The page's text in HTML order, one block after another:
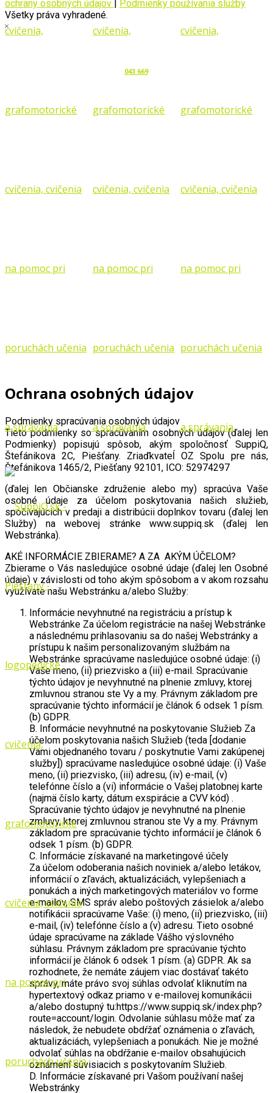
043 669
ochrany osobných údajov
Podmienky používania služby
Všetky práva vyhradené.
Ochrana osobných údajov
Podmienky spracúvania osobných údajov
Tieto podmienky so spracúvaním osobných údajov (ďalej len
Podmienky) popisujú spôsob, akým spoločnosť SuppiQ,
Štefánikova 2C, Piešťany. Zriaďkvateĺ OZ Spolu pre nás,
Štefánikova 1465/2, Piešťany 92101, ICO: 52974297
(ďalej len Občianske združenie alebo my) spracúva Vaše
osobné údaje za účelom poskytovania našich služieb,
spočívajúcich v predaji a distribúcii doplnkov tovaru (ďalej len
Služby) na webovej stránke www.suppiq.sk (ďalej len
Webstránka).
AKÉ INFORMÁCIE ZBIERAME? A ZA AKÝM ÚČELOM?
Zbierame o Vás nasledujúce osobné údaje (ďalej len Osobné
údaje) v závislosti od toho akým spôsobom a v akom rozsahu
využívate našu Webstránku a/alebo Služby:
Informácie nevyhnutné na registráciu a prístup k
Webstránke Za účelom registrácie na našej Webstránke
a následnému prihlasovaniu sa do našej Webstránky a
prístupu k našim personalizovaným službám na
Webstránke spracúvame nasledujúce osobné údaje: (i)
Vaše meno, (ii) priezvisko a (iii) e-mail. Spracúvanie
týchto údajov je nevyhnutné na plnenie zmluvy, ktorej
zmluvnou stranou ste Vy a my. Právnym základom pre
spracúvanie týchto informácií je článok 6 odsek 1 písm.
(b) GDPR.
B. Informácie nevyhnutné na poskytovanie Služieb Za
účelom poskytovania našich Služieb (teda [dodanie
Vami objednaného tovaru / poskytnutie Vami zakúpenej
služby]) spracúvame nasledujúce osobné údaje: (i) Vaše
meno, (ii) priezvisko, (iii) adresu, (iv) e-mail, (v)
telefónne číslo a (vi) informácie o Vašej platobnej karte
(najmä číslo karty, dátum exspirácie a CVV kód) .
Spracúvanie týchto údajov je nevyhnutné na plnenie
zmluvy, ktorej zmluvnou stranou ste Vy a my. Právnym
základom pre spracúvanie týchto informácií je článok 6
odsek 1 písm. (b) GDPR.
C. Informácie získavané na marketingové účely
Za účelom odoberania našich noviniek a/alebo letákov,
informácií o zľavách, aktualizáciách, vylepšeniach a
ponukách a iných marketingových materiálov vo forme
e-mailov, SMS správ alebo poštových zásielok a/alebo
notifikácii spracúvame Vaše: (i) meno, (ii) priezvisko, (iii)
e-mail, (iv) telefónne číslo a (v) adresu. Tieto osobné
údaje spracúvame na základe Vášho výslovného
súhlasu. Právnym základom pre spracúvanie týchto
informácií je článok 6 odsek 1 písm. (a) GDPR. Ak sa
rozhodnete, že nemáte záujem viac dostávať takéto
správy, máte právo svoj súhlas odvolať kliknutím na
hypertextový odkaz priamo v e-mailovej komunikácii
a/alebo dostupný tu:https://www.suppiq.sk/index.php?
route=account/login. Odvolanie súhlasu môže mať za
následok, že nebudete obdŕžať oznámenia o zľavách,
aktualizáciách, vylepšeniach a ponukách. Nie je možné
odvolať súhlas na obdŕžanie e-mailov obsahujúcich
oznámení súvisiacich s poskytovaním Služieb.
D. Informácie získavané pri Vašom používaní našej
Webstránky